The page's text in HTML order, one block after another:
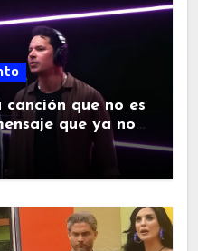
canción que no es
que ya no